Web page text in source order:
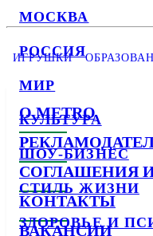
МОСКВА
РОССИЯ
МИР
КУЛЬТУРА
ШОУ-БИЗНЕС
СТИЛЬ ЖИЗНИ
ЗДОРОВЬЕ И
ИГРУШКИ
О METRO
СОГЛАШЕНИЯ
КОНТАКТЫ
ВАКАНСИИ